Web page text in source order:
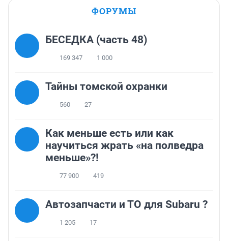
ФОРУМЫ
БЕСЕДКА (часть 48)
169 347 1 000
Тайны томской охранки
560 27
Как меньше есть или как
научиться жрать «на полведра
меньше»?!
77 900 419
Автозапчасти и ТО для Subaru ?
1 205 17